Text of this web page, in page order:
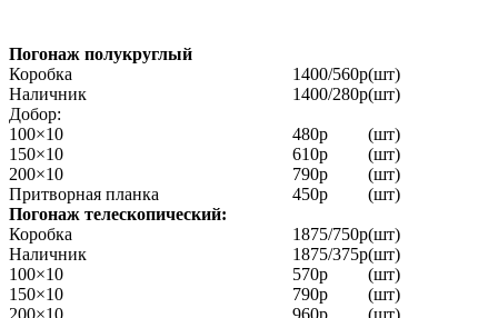
Погонаж полукруглый
Коробка
1400/560р(шт)
Наличник
1400/280р(шт)
Добор:
100×10
480р
(шт)
150×10
610р
(шт)
200×10
790р
(шт)
Притворная планка
450р
(шт)
Погонаж телескопический:
Коробка
1875/750р(шт)
Наличник
1875/375р(шт)
100×10
570р
(шт)
150×10
790р
(шт)
200×10
960р
(шт)